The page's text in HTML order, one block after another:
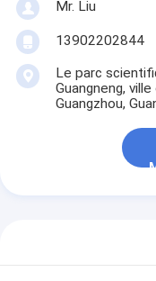
Mr. Liu
13902202844
Le parc
Guangneng,
Guangzhou,